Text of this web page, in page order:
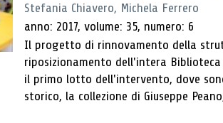
Stefania Chiavero, Michela Ferrero
anno: 2017, volume: 35, numero: 6
Il progetto di rinnovamento della
riposizionamento dell'intera
il primo lotto dell'intervento, dove
storico, la collezione di Giuseppe